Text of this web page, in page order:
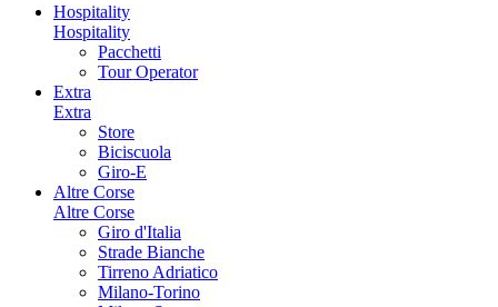
Hospitality
Hospitality
Pacchetti
Tour Operator
Extra
Extra
Store
Biciscuola
Giro-E
Altre Corse
Altre Corse
Giro d'Italia
Strade Bianche
Tirreno Adriatico
Milano-Torino